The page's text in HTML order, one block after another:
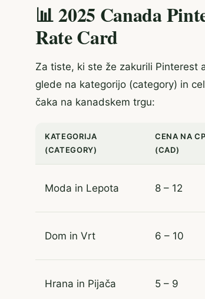
📊 2025 Canada
Rate Card
Za tiste, ki ste že zakurili Pinterest
glede na kategorijo (category) in
čaka na kanadskem trgu:
KATEGORIJA
(CATEGORY)
CENA NA
(CAD)
Moda in Lepota 8 – 12
Dom in Vrt 6 – 10
Hrana in Pijača 5 – 9